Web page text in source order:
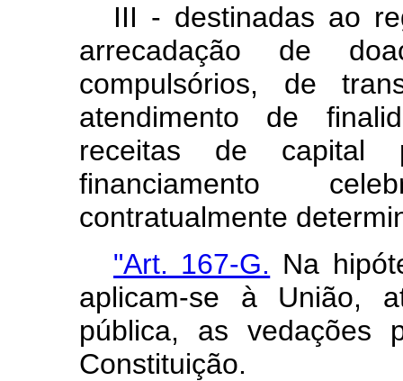
III - destinadas ao
arrecadação de
compulsórios, de
atendimento de
receitas de capital
financiamento
contratualmente
"Art. 167-G. Na
aplicam-se à União,
pública, as vedações
Constituição.